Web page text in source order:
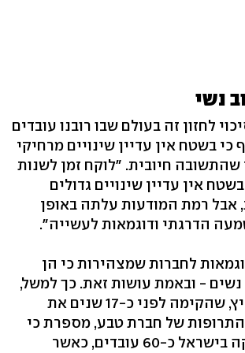
נשי
לחזון זה בעולם שבו רובנו עובדים
בשטח אין עדיין שינויים מרחיקי
חיובית. "לוקח זמן לשנות
אין עדיין שינויים גדולים
אבל רמת המודעות עלתה באופן
הדרגתי ודוגמאות לעשייה".
לחברות שמצהירות כי הן
נשים - ובאמת עושות זאת. כך למשל,
ד"ר חדווה ווליוביץ, שהקימה לפני כ-17 שנים את
של חברת טבע, מספרת כי
המחלקה מעסיקה בישראל כ-60 עובדים, כאשר